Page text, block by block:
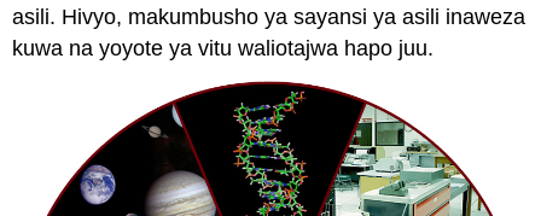
asili. Hivyo, makumbusho ya sayansi ya asili inaweza
kuwa na yoyote ya vitu waliotajwa hapo juu.